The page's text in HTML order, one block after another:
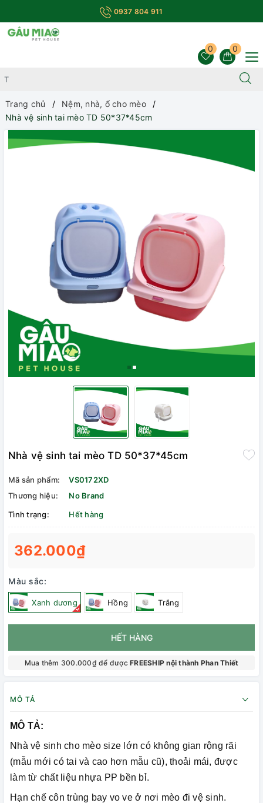
0937 804 911
0
0
Trang chủ
Nệm, nhà, ổ cho mèo
Nhà vệ sinh tai mèo TD 50*37*45cm
Nhà vệ sinh tai mèo TD 50*37*45cm
Mã sản phẩm:
VS0172XD
Thương hiệu:
No Brand
Tình trạng:
Hết hàng
362.000₫
Màu sắc:
Xanh dương Hồng Trắng
HẾT HÀNG
Mua thêm 300.000₫ để đượcFREESHIP nội thành Phan Thiết
MÔ TẢ
MÔ TẢ:
Nhà vệ sinh cho mèo size lớn có không gian rộng rãi
(mẫu mới có tai và cao hơn mẫu cũ), thoải mái, được
làm từ chất liệu nhựa PP bền bỉ.
Hạn chế côn trùng bay vo ve ở nơi mèo đi vệ sinh.